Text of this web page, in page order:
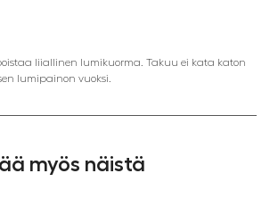
liiallinen lumikuorma. Takuu ei kata katon
lumipainon vuoksi.
myös näistä